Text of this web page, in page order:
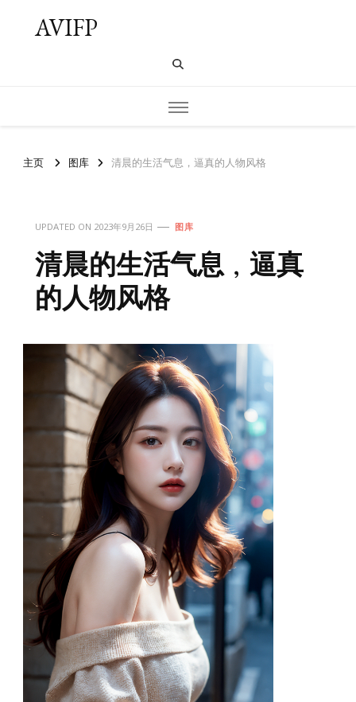
AVIFP
主页 图库 清晨的生活气息，逼真的人物风格
UPDATED ON 2023年9月26日 图库
清晨的生活气息，逼真
的人物风格